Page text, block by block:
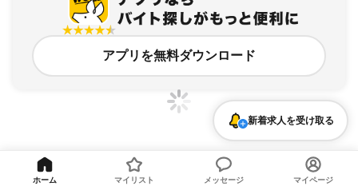
アプリを無料ダウンロード
福岡県、朝倉街道駅、駅チカ・駅ナカのアルバイト・バイト求人情報
新着求人を受け取る
ホーム マイリスト メッセージ マイページ